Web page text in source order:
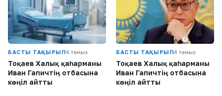
БАСТЫ ТАҚЫРЫП4 тамыз
Тоқаев Халық қаһарманы
Иван Гапичтің отбасына
көңіл айтты
БАСТЫ ТАҚЫРЫП4 тамыз
Тоқаев Халық қаһарманы
Иван Гапичтің отбасына
көңіл айтты